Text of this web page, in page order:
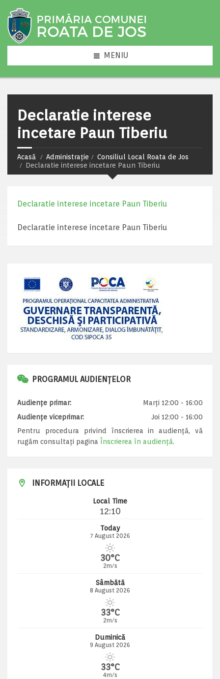
MENIU
Declaratie interese
incetare Paun Tiberiu
Acasă Administrație
Consiliul Local Roata de Jos
Declaratie interese incetare Paun Tiberiu
Declaratie interese incetare Paun Tiberiu
Declaratie interese incetare Paun Tiberiu
PROGRAMUL AUDIENȚELOR
Audiențe primar:
Marți 12:00 - 16:00
Audiențe viceprimar:
Joi 12:00 - 16:00
Pentru procedura privind înscrierea in audiență, vă
rugăm consultați pagina Înscrierea în audiență.
INFORMAȚII LOCALE
Local Time
12:10
Today
7 August 2026
30°C
2m/s
Sâmbătă
8 August 2026
33°C
2m/s
Duminică
9 August 2026
33°C
4m/s